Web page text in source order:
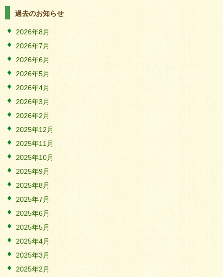
過去のお知らせ
2026年8月
2026年7月
2026年6月
2026年5月
2026年4月
2026年3月
2026年2月
2025年12月
2025年11月
2025年10月
2025年9月
2025年8月
2025年7月
2025年6月
2025年5月
2025年4月
2025年3月
2025年2月